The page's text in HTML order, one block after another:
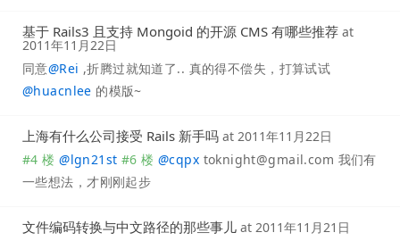
基于 Rails3 且支持 Mongoid 的开源 CMS 有哪些推荐 at
2011年11月22日
同意@Rei ,折腾过就知道了.. 真的得不偿失，打算试试
@huacnlee 的模版~
上海有什么公司接受 Rails 新手吗 at 2011年11月22日
#4 楼 @lgn21st #6 楼 @cqpx toknight@gmail.com 我们有
一些想法，才刚刚起步
文件编码转换与中文路径的那些事儿 at 2011年11月21日